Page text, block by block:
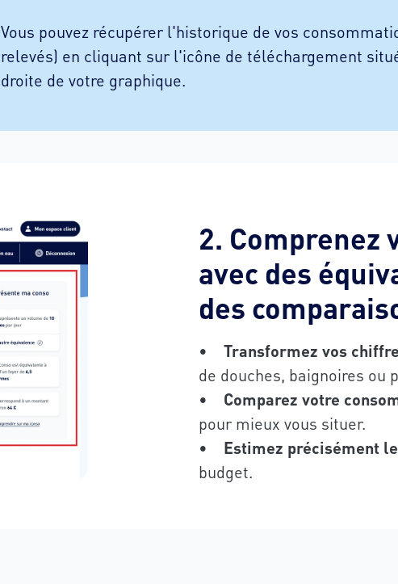
Vous pouvez récupérer l'historique de vos
relevés) en cliquant sur l'icône de téléchargement
droite de votre graphique.
2. Comprenez
avec des
des
• Transformez vos
de douches, baignoires ou
• Comparez votre
pour mieux vous situer.
• Estimez précisément
budget.